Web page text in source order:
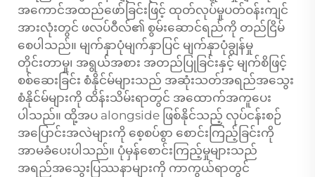
အကောင်အထည်ဖော်ခြင်းဖြင့် ထုတ်လုပ်မှုပတ်ဝန်းကျင်
အားလုံးတွင် ဖလပ်ဝီလ်၏ စွမ်းဆောင်ရည်ကို တည်ငြိမ်
စေပါသည်။ မျက်နှာပုံမျက်နှာပြင် မျက်နှာပုံချွန်မှု
တိုင်းတာမှု၊ အရွယ်အစား အတည်ပြုခြင်းနှင့် မျက်စိဖြင့်
စစ်ဆေးခြင်း စံနိုင်မ်များသည် အဆုံးသတ်အရည်အသွေး
စံနိုင်မ်များကို ထိန်းသိမ်းရာတွင် အထောက်အကူပေး
ပါသည်။ ထို့အပ alongside ဖြစ်နိုင်သည့် လုပ်ငန်းစဉ်
အပြောင်းအလဲများကို စေ့စပ်စွာ စောင်းကြည့်ခြင်းကို
အာမခံပေးပါသည်။ ပုံမှန်စောင်းကြည့်မှုများသည်
အရည်အသွေးပြဿနာများကို ကာကွယ်ရာတွင်